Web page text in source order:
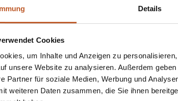
Details
Cookies
um Inhalte und Anzeigen zu
unsere Website zu analysieren. Außerdem
Partner für soziale Medien, Werbung und
weiteren Daten zusammen, die Sie ihnen
Automatikgetriebe